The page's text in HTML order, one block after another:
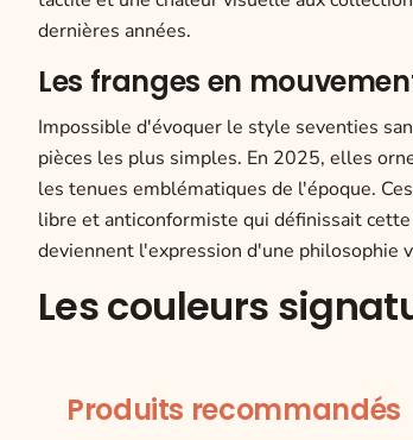
dernières années.
Les franges en
Impossible d'évoquer le style seventies
pièces les plus simples. En 2025, elles
les tenues emblématiques de l'époque.
libre et anticonformiste qui définissait
deviennent l'expression d'une
Les couleurs
Produits recommandés